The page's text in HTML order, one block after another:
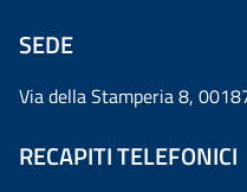
SEDE
Via della Stamperia 8,
RECAPITI TELEFONICI